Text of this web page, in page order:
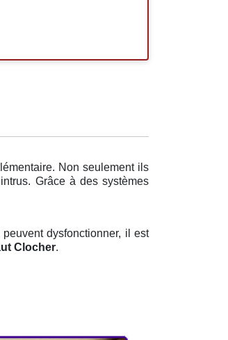
Non seulement ils
Grâce à des systèmes
dysfonctionner, il est
Clocher.